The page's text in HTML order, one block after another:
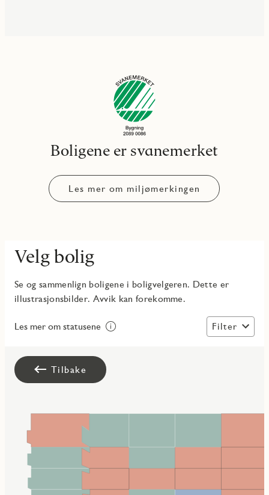
Boligene er svanemerket
Les mer om miljømerkingen
Velg bolig
Se og sammenlign boligene i boligvelgeren. Dette er
illustrasjonsbilder. Avvik kan forekomme.
Les mer om statusene Filter
Tilbake